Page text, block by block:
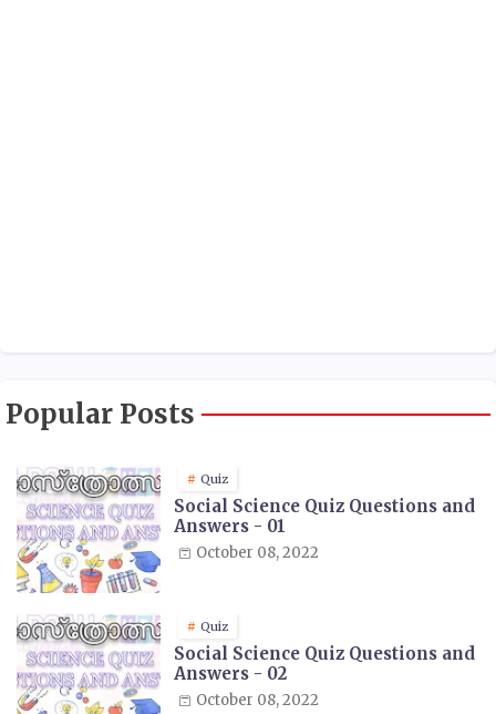
Popular Posts
Quiz
Social Science Quiz Questions and
Answers - 01
October 08, 2022
Quiz
Social Science Quiz Questions and
Answers - 02
October 08, 2022